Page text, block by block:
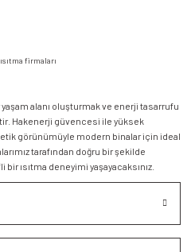
alanı oluşturmak ve enerji tasarrufu
Hakenerji güvencesi ile yüksek
görünümüyle modern binalar için ideal
tarafından doğru bir şekilde
ısıtma deneyimi yaşayacaksınız.